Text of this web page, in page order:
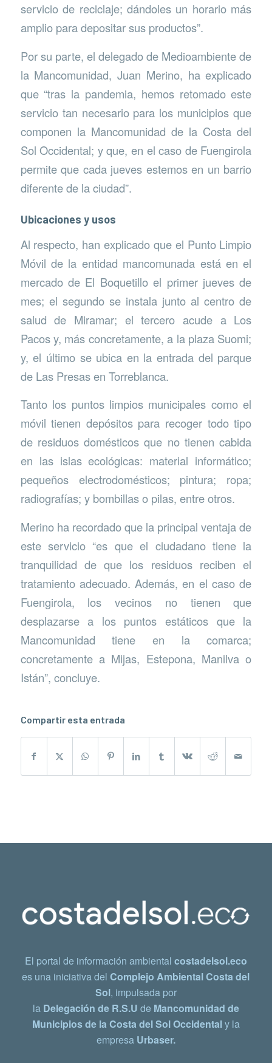
servicio de reciclaje; dándoles un horario más
amplio para depositar sus productos”.
Por su parte, el delegado de Medioambiente de
la Mancomunidad, Juan Merino, ha explicado
que “tras la pandemia, hemos retomado este
servicio tan necesario para los municipios que
componen la Mancomunidad de la Costa del
Sol Occidental; y que, en el caso de Fuengirola
permite que cada jueves estemos en un barrio
diferente de la ciudad”.
Ubicaciones y usos
Al respecto, han explicado que el Punto Limpio
Móvil de la entidad mancomunada está en el
mercado de El Boquetillo el primer jueves de
mes; el segundo se instala junto al centro de
salud de Miramar; el tercero acude a Los
Pacos y, más concretamente, a la plaza Suomi;
y, el último se ubica en la entrada del parque
de Las Presas en Torreblanca.
Tanto los puntos limpios municipales como el
móvil tienen depósitos para recoger todo tipo
de residuos domésticos que no tienen cabida
en las islas ecológicas: material informático;
pequeños electrodomésticos; pintura; ropa;
radiografías; y bombillas o pilas, entre otros.
Merino ha recordado que la principal ventaja de
este servicio “es que el ciudadano tiene la
tranquilidad de que los residuos reciben el
tratamiento adecuado. Además, en el caso de
Fuengirola, los vecinos no tienen que
desplazarse a los puntos estáticos que la
Mancomunidad tiene en la comarca;
concretamente a Mijas, Estepona, Manilva o
Istán”, concluye.
Compartir esta entrada
El portal de información ambiental costadelsol.eco
es una iniciativa delComplejo Ambiental Costa del
Sol, impulsada por
la Delegación de R.S.U de Mancomunidad de
Municipios de la Costa del Sol Occidentaly la
empresa Urbaser.